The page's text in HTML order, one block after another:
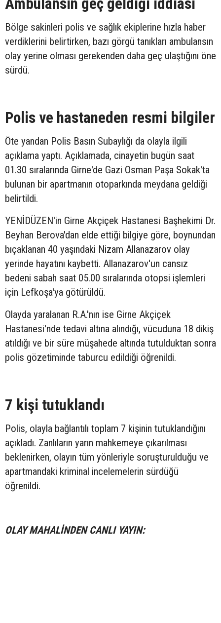
Ambulansın geç geldiği iddiası
Bölge sakinleri polis ve sağlık ekiplerine hızla haber
verdiklerini belirtirken, bazı görgü tanıkları ambulansın
olay yerine olması gerekenden daha geç ulaştığını öne
sürdü.
Polis ve hastaneden resmi bilgiler
Öte yandan Polis Basın Subaylığı da olayla ilgili
açıklama yaptı. Açıklamada, cinayetin bugün saat
01.30 sıralarında Girne'de Gazi Osman Paşa Sokak'ta
bulunan bir apartmanın otoparkında meydana geldiği
belirtildi.
YENİDÜZEN'in Girne Akçiçek Hastanesi Başhekimi Dr.
Beyhan Berova'dan elde ettiği bilgiye göre, boynundan
bıçaklanan 40 yaşındaki Nizam Allanazarov olay
yerinde hayatını kaybetti. Allanazarov'un cansız
bedeni sabah saat 05.00 sıralarında otopsi işlemleri
için Lefkoşa'ya götürüldü.
Olayda yaralanan R.A.'nın ise Girne Akçiçek
Hastanesi'nde tedavi altına alındığı, vücuduna 18 dikiş
atıldığı ve bir süre müşahede altında tutulduktan sonra
polis gözetiminde taburcu edildiği öğrenildi.
7 kişi tutuklandı
Polis, olayla bağlantılı toplam 7 kişinin tutuklandığını
açıkladı. Zanlıların yarın mahkemeye çıkarılması
beklenirken, olayın tüm yönleriyle soruşturulduğu ve
apartmandaki kriminal incelemelerin sürdüğü
öğrenildi.
OLAY MAHALİNDEN CANLI YAYIN: